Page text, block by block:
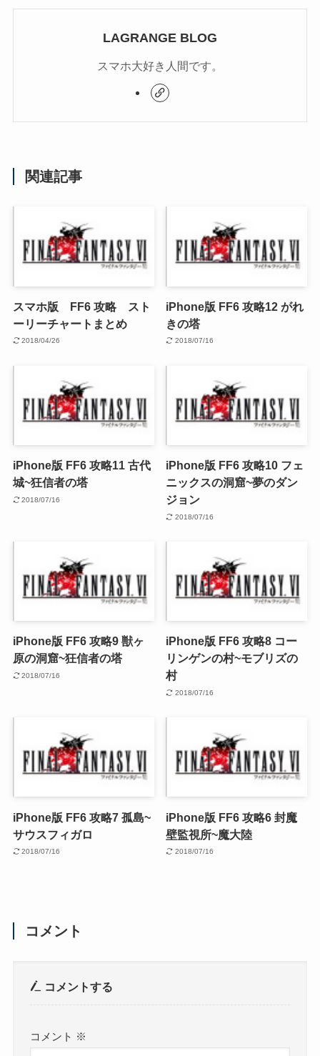
LAGRANGE BLOG
スマホ大好き人間です。
関連記事
スマホ版 FF6 攻略 スト
ーリーチャートまとめ
2018/04/26
iPhone版 FF6 攻略12 がれ
きの塔
2018/07/16
iPhone版 FF6 攻略11 古代
城~狂信者の塔
2018/07/16
iPhone版 FF6 攻略10 フェ
ニックスの洞窟~夢のダン
ジョン
2018/07/16
iPhone版 FF6 攻略9 獣ヶ
原の洞窟~狂信者の塔
2018/07/16
iPhone版 FF6 攻略8 コー
リンゲンの村~モブリズの
村
2018/07/16
iPhone版 FF6 攻略7 孤島~
サウスフィガロ
2018/07/16
iPhone版 FF6 攻略6 封魔
壁監視所~魔大陸
2018/07/16
コメント
コメントする
コメント ※